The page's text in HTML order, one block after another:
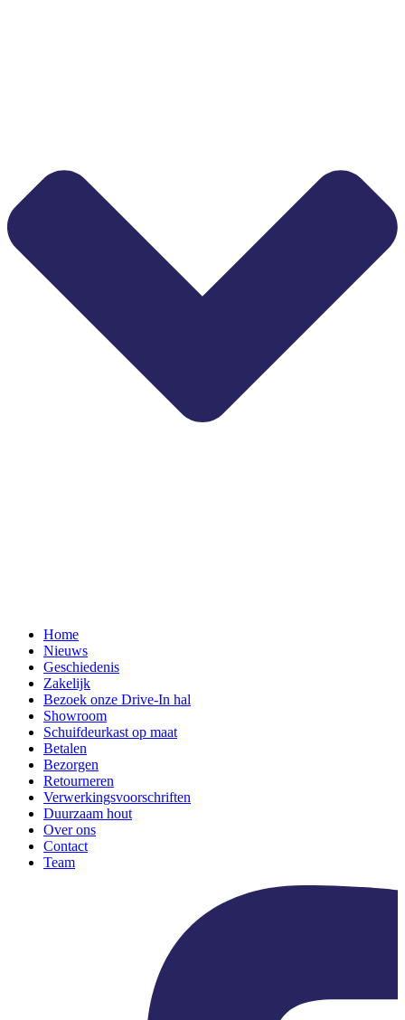
Home
Nieuws
Geschiedenis
Zakelijk
Bezoek onze Drive-In hal
Showroom
Schuifdeurkast op maat
Betalen
Bezorgen
Retourneren
Verwerkingsvoorschriften
Duurzaam hout
Over ons
Contact
Team